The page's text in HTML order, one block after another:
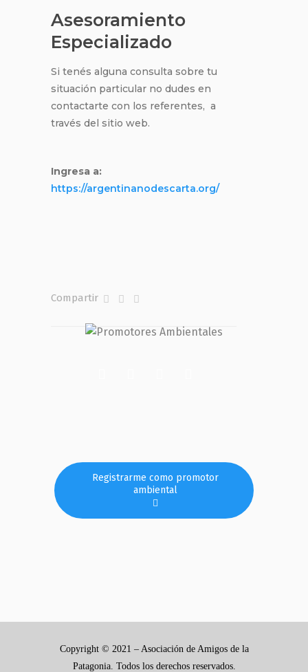
Asesoramiento
Especializado
Si tenés alguna consulta sobre tu
situación particular no dudes en
contactarte con los referentes, a
través del sitio web.
Ingresa a:
https://argentinanodescarta.org/
Compartir
Registrarme como promotor
ambiental
Copyright © 2021 – Asociación de Amigos de la
Patagonia. Todos los derechos reservados.